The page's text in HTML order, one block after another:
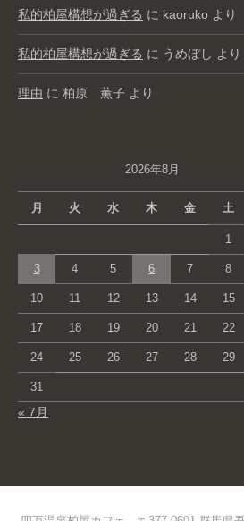
私的柏屋構想が過ぎる に kaoruko より
私的柏屋構想が過ぎる に うめぼし より
理由 に 柏原 薫子 より
2026年8月
月 火 水 木 金 土
1
3 4 5 6 7 8
10 11 12 13 14 15
17 18 19 20 21 22
24 25 26 27 28 29
31
« 7月